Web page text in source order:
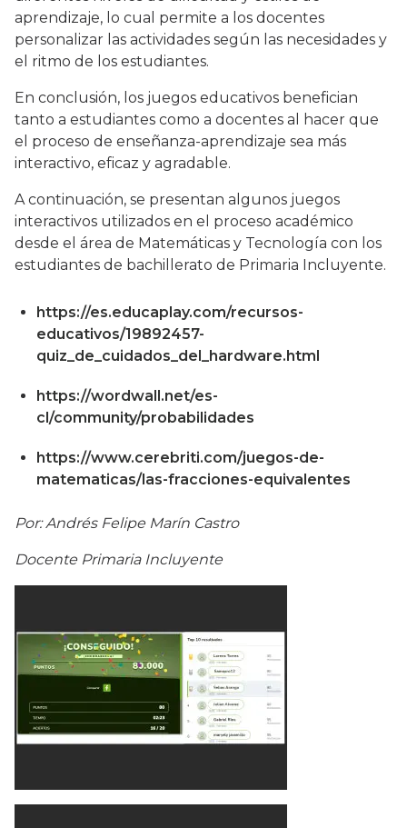
aprendizaje, lo cual permite a los docentes
personalizar las actividades según las necesidades y
el ritmo de los estudiantes.
En conclusión, los juegos educativos benefician
tanto a estudiantes como a docentes al hacer que
el proceso de enseñanza-aprendizaje sea más
interactivo, eficaz y agradable.
A continuación, se presentan algunos juegos
interactivos utilizados en el proceso académico
desde el área de Matemáticas y Tecnología con los
estudiantes de bachillerato de Primaria Incluyente.
https://es.educaplay.com/recursos-
educativos/19892457-
quiz_de_cuidados_del_hardware.html
https://wordwall.net/es-
cl/community/probabilidades
https://www.cerebriti.com/juegos-de-
matematicas/las-fracciones-equivalentes
Por: Andrés Felipe Marín Castro
Docente Primaria Incluyente